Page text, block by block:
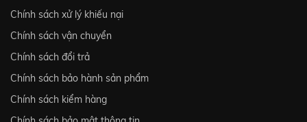
Chính sách xử lý khiếu nại
Chính sách vận chuyển
Chính sách đổi trả
Chính sách bảo hành sản phẩm
Chính sách kiểm hàng